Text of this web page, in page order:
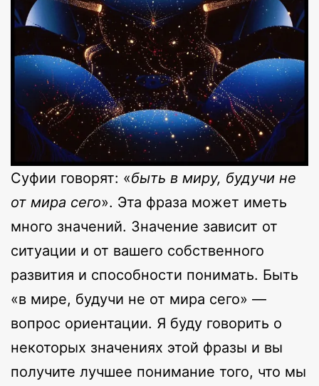
Суфии говорят: «быть в миру, будучи не
от мира сего». Эта фраза может иметь
много значений. Значение зависит от
ситуации и от вашего собственного
развития и способности понимать. Быть
«в мире, будучи не от мира сего» —
вопрос ориентации. Я буду говорить о
некоторых значениях этой фразы и вы
получите лучшее понимание того, что мы